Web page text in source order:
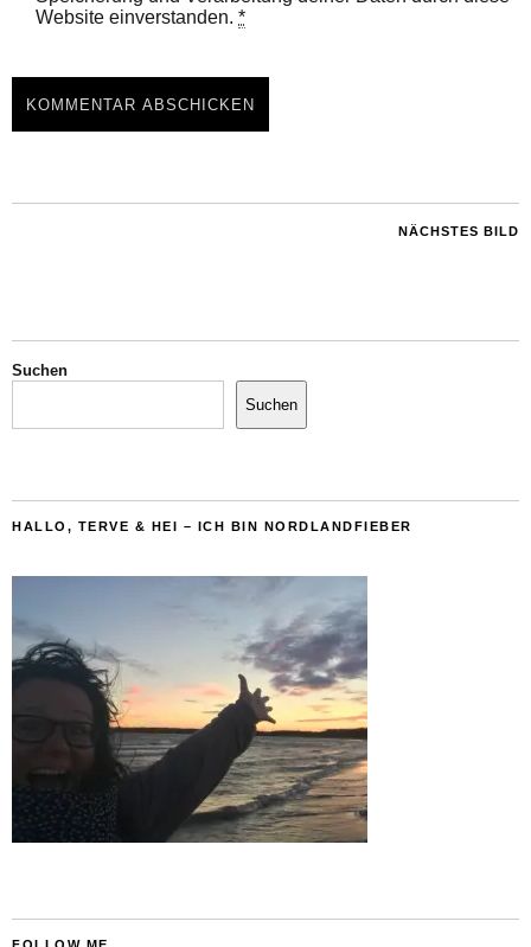
Website einverstanden. *
NÄCHSTES BILD
Suchen
Suchen
HALLO, TERVE & HEI – ICH BIN NORDLANDFIEBER